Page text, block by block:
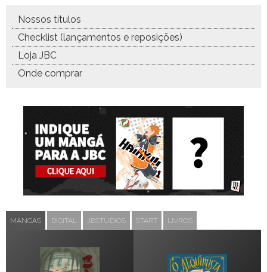
Nossos títulos
Checklist (lançamentos e reposições)
Loja JBC
Onde comprar
MANGÁS DIGITAL JBSTUDIOS START LIVROS